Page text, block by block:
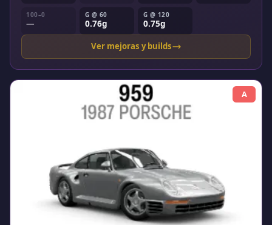
100–0
—
G @ 60
0.76g
G @ 120
0.75g
Ver mejoras y builds
A